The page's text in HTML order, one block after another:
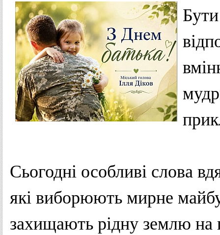
Сьогодні особливі слова
які виборюють мирне
захищають рідну землю на